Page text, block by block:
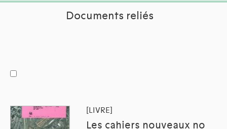
Documents reliés
[LIVRE]
Les cahiers nouveaux no